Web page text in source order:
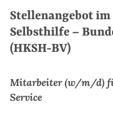
Stellenangebot
Selbsthilfe –
(HKSH-BV)
Mitarbeiter (w/m/d)
Service